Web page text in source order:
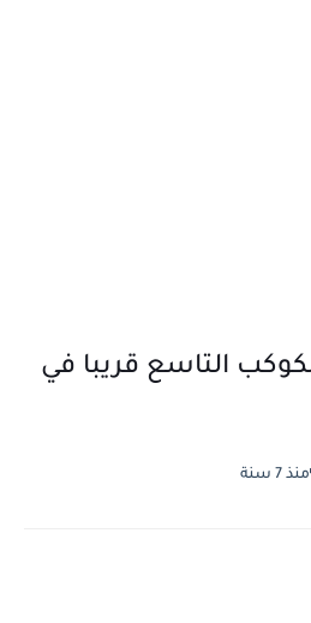
التاسع قريبا في
منذ 7 سنة